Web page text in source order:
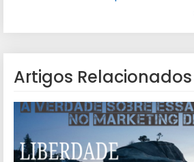
Artigos Relacionados